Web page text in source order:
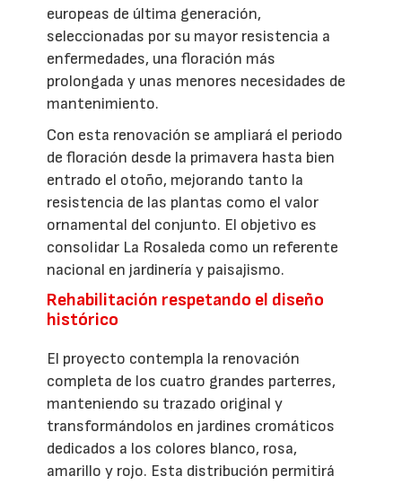
europeas de última generación,
seleccionadas por su mayor resistencia a
enfermedades, una floración más
prolongada y unas menores necesidades de
mantenimiento.
Con esta renovación se ampliará el periodo
de floración desde la primavera hasta bien
entrado el otoño, mejorando tanto la
resistencia de las plantas como el valor
ornamental del conjunto. El objetivo es
consolidar La Rosaleda como un referente
nacional en jardinería y paisajismo.
Rehabilitación respetando el diseño
histórico
El proyecto contempla la renovación
completa de los cuatro grandes parterres,
manteniendo su trazado original y
transformándolos en jardines cromáticos
dedicados a los colores blanco, rosa,
amarillo y rojo. Esta distribución permitirá